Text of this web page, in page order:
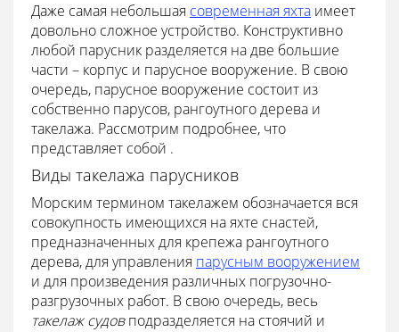
Даже самая небольшая современная яхта имеет
довольно сложное устройство. Конструктивно
любой парусник разделяется на две большие
части – корпус и парусное вооружение. В свою
очередь, парусное вооружение состоит из
собственно парусов, рангоутного дерева и
такелажа. Рассмотрим подробнее, что
представляет собой .
Виды такелажа парусников
Морским термином такелажем обозначается вся
совокупность имеющихся на яхте снастей,
предназначенных для крепежа рангоутного
дерева, для управления парусным вооружением
и для произведения различных погрузочно-
разгрузочных работ. В свою очередь, весь
такелаж судовподразделяется на стоячий и